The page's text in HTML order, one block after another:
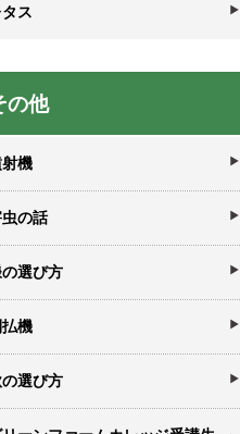
タス
の他
射機
の話
選び方
機
選び方